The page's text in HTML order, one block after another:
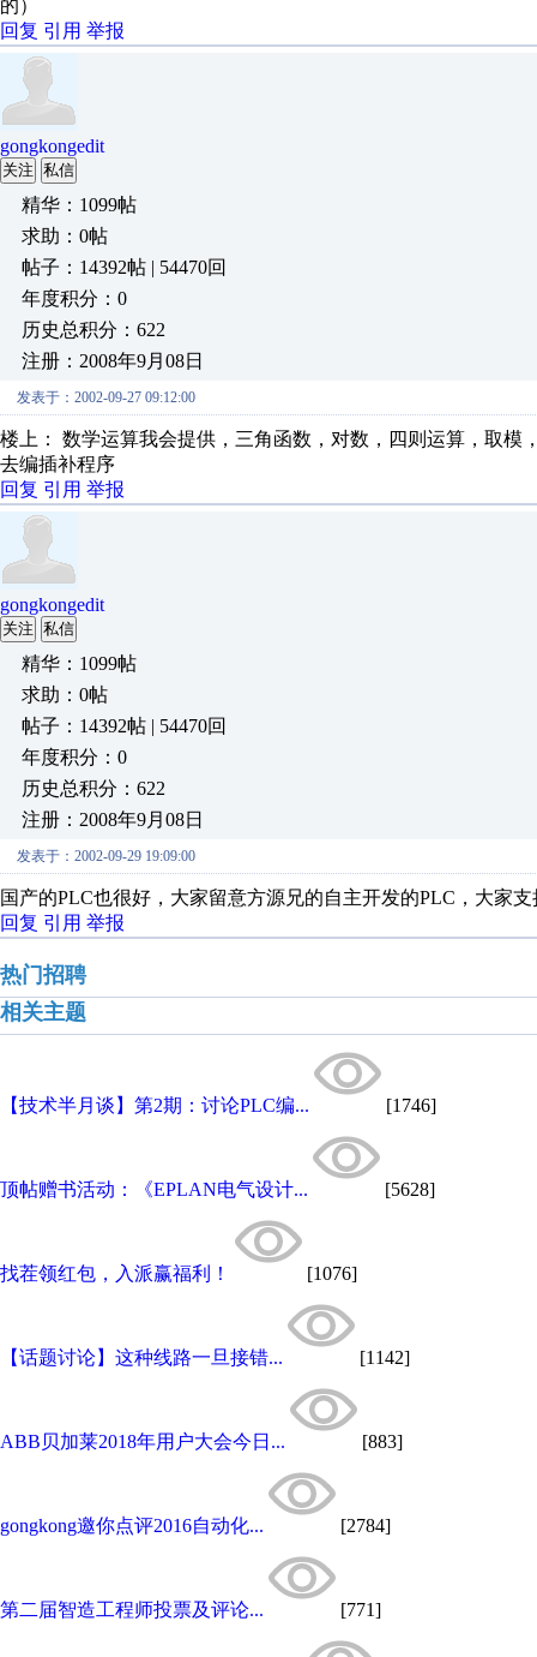
的）
回复 引用 举报
gongkongedit
关注 私信
精华：1099帖
求助：0帖
帖子：14392帖 | 54470回
年度积分：0
历史总积分：622
注册：2008年9月08日
发表于：2002-09-27 09:12:00
楼上： 数学运算我会提供，三角函数，对数，四则运算，取
去编插补程序
回复 引用 举报
gongkongedit
关注 私信
精华：1099帖
求助：0帖
帖子：14392帖 | 54470回
年度积分：0
历史总积分：622
注册：2008年9月08日
发表于：2002-09-29 19:09:00
国产的PLC也很好，大家留意方源兄的自主开发的PLC，大家
回复 引用 举报
热门招聘
相关主题
【技术半月谈】第2期：讨论PLC编... [1746]
顶帖赠书活动：《EPLAN电气设计... [5628]
找茬领红包，入派赢福利！ [1076]
【话题讨论】这种线路一旦接错... [1142]
ABB贝加莱2018年用户大会今日... [883]
gongkong邀你点评2016自动化... [2784]
第二届智造工程师投票及评论... [771]